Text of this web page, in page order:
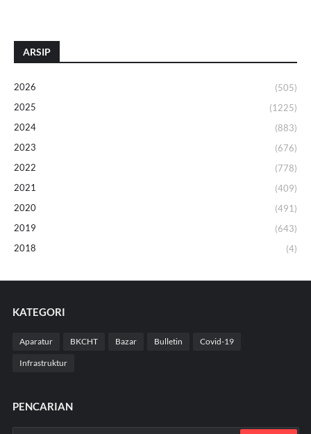
ARSIP
2026
(505)
2025
(1225)
2024
(883)
2023
(676)
2022
(778)
2021
(409)
2020
(491)
2019
(643)
2018
(4)
KATEGORI
Aparatur BKCHT Bazar Bulletin Covid-19
Infrastruktur
PENCARIAN